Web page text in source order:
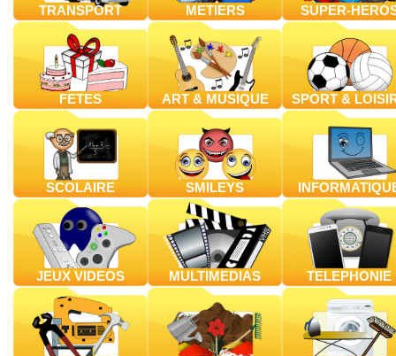
TRANSPORT METIERS SUPER-
FETES ART & MUSIQUE SPORT &
SCOLAIRE SMILEYS
JEUX VIDEOS MULTIMEDIAS TELEPHONIE